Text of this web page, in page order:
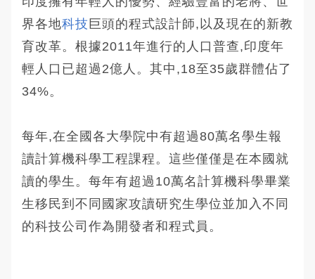
界各地科技 巨頭的程式設計師,以及現在的新教
育改革。根據2011年進行的人口普查,印度年
輕人口已超過2億人。其中,18至35歲群體佔了
34%。
每年,在全國各大學院中有超過80萬名學生報
讀計算機科學工程課程。這些僅僅是在本國就
讀的學生。每年有超過10萬名計算機科學畢業
生移民到不同國家攻讀研究生學位並加入不同
的科技公司作為開發者和程式員。